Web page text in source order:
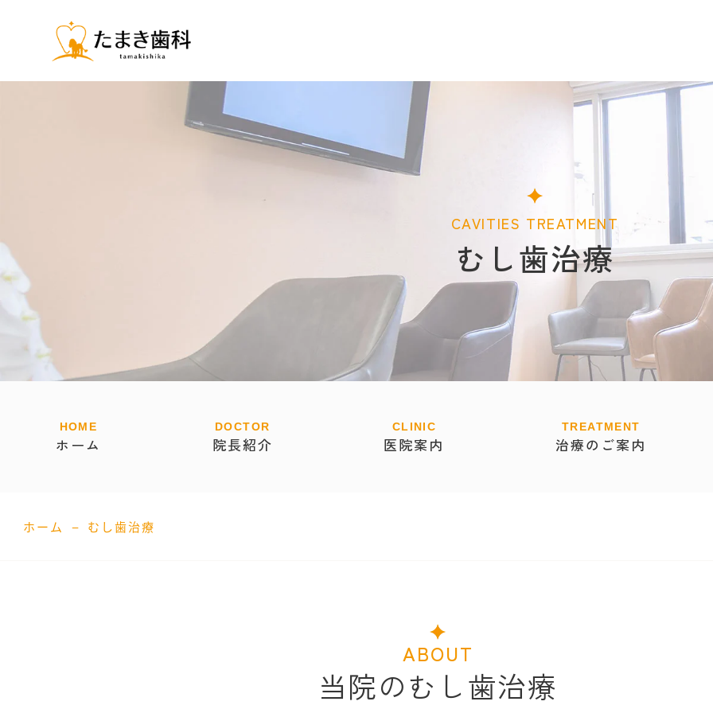
CAVITIES TREATMENT
むし歯治療
ホーム 院長紹介 医院案内 治療のご案内
ホーム – むし歯治療
ABOUT
当院のむし歯治療